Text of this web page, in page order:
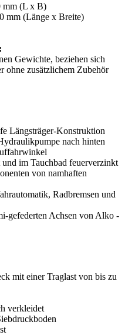
mm (L x B)
mm (Länge x Breite)
Gewichte, beziehen sich
ohne zusätzlichem Zubehör
Längsträger-Konstruktion
nach hinten
im Tauchbad feuerverzinkt
von namhaften
Radbremsen und
gefederten Achsen von Alko -
mit einer Traglast von bis zu
verkleidet